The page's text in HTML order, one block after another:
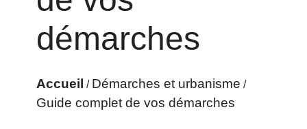
démarches
Accueil / Démarches et urbanisme /
Guide complet de vos démarches